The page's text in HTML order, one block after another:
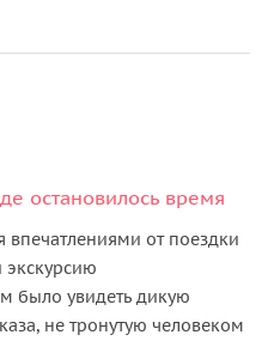
остановилось время
впечатлениями от поездки
было увидеть дикую
не тронутую человеком